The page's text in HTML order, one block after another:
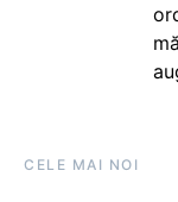
CELE MAI NOI